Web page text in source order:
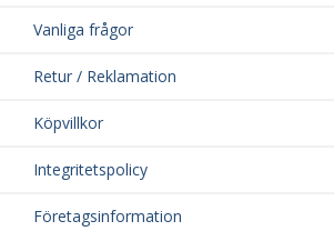
Vanliga frågor
Retur / Reklamation
Köpvillkor
Integritetspolicy
Företagsinformation